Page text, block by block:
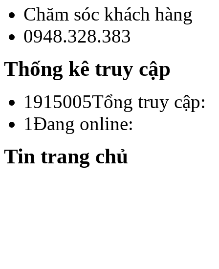
Chăm sóc khách hàng
0948.328.383
Thống kê truy cập
1915005Tổng truy cập:
1Đang online:
Tin trang chủ